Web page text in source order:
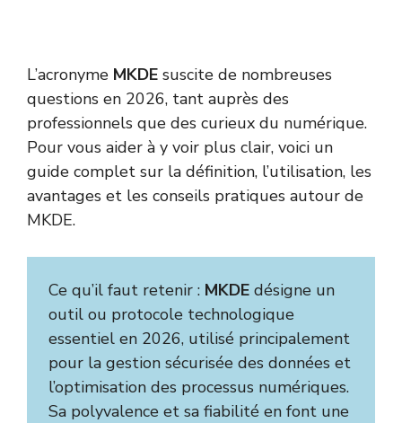
L’acronyme MKDE suscite de nombreuses
questions en 2026, tant auprès des
professionnels que des curieux du numérique.
Pour vous aider à y voir plus clair, voici un
guide complet sur la définition, l’utilisation, les
avantages et les conseils pratiques autour de
MKDE.
Ce qu’il faut retenir : MKDE désigne un
outil ou protocole technologique
essentiel en 2026, utilisé principalement
pour la gestion sécurisée des données et
l’optimisation des processus numériques.
Sa polyvalence et sa fiabilité en font une